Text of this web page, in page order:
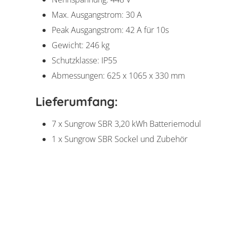
Max. Ausgangstrom: 30 A
Peak Ausgangstrom: 42 A für 10s
Gewicht: 246 kg
Schutzklasse: IP55
Abmessungen: 625 x 1065 x 330 mm
Lieferumfang:
7 x Sungrow SBR 3,20 kWh Batteriemodul
1 x Sungrow SBR Sockel und Zubehör